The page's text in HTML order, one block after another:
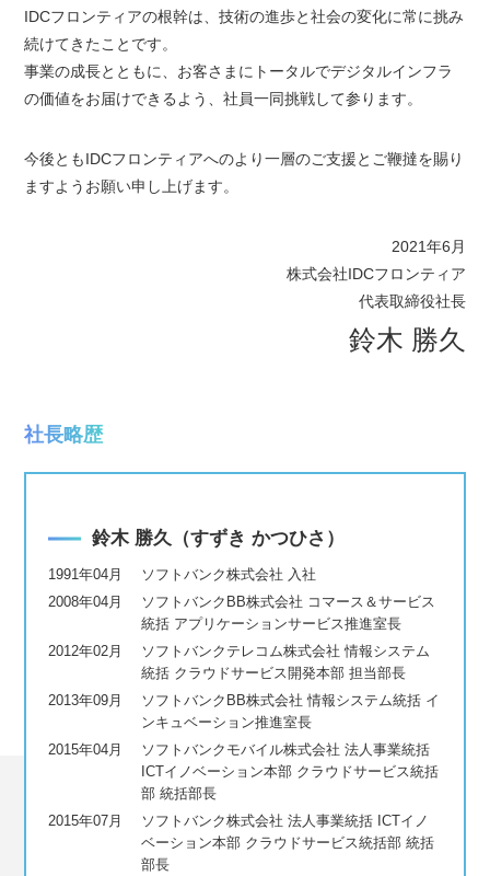
IDCフロンティアの根幹は、技術の進歩と社会の変化に常に挑み
続けてきたことです。
事業の成長とともに、お客さまにトータルでデジタルインフラ
の価値をお届けできるよう、社員一同挑戦して参ります。
今後ともIDCフロンティアへのより一層のご支援とご鞭撻を賜り
ますようお願い申し上げます。
2021年6月
株式会社IDCフロンティア
代表取締役社長
鈴木 勝久
社長略歴
鈴木 勝久（すずき かつひさ）
1991年04月
ソフトバンク株式会社 入社
2008年04月
ソフトバンクBB株式会社 コマース＆サービス
統括 アプリケーションサービス推進室長
2012年02月
ソフトバンクテレコム株式会社 情報システム
統括 クラウドサービス開発本部 担当部長
2013年09月
ソフトバンクBB株式会社 情報システム統括 イ
ンキュベーション推進室長
2015年04月
ソフトバンクモバイル株式会社 法人事業統括
ICTイノベーション本部 クラウドサービス統括
部 統括部長
2015年07月
ソフトバンク株式会社 法人事業統括 ICTイノ
ベーション本部 クラウドサービス統括部 統括
部長